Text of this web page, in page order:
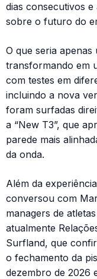
dias consecutivos
sobre o futuro do
O que seria apenas
transformando em
com testes em
incluindo a nova
foram surfadas
a “New T3”, que
parede mais
da onda.
Além da
conversou com
managers de
atualmente
Surfland, que
o fechamento da
dezembro de 2026